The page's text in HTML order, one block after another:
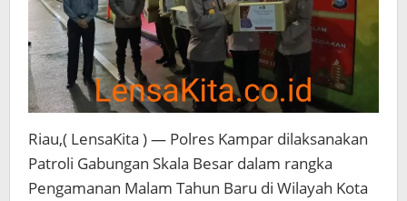
Riau,( LensaKita ) — Polres Kampar dilaksanakan
Patroli Gabungan Skala Besar dalam rangka
Pengamanan Malam Tahun Baru di Wilayah Kota